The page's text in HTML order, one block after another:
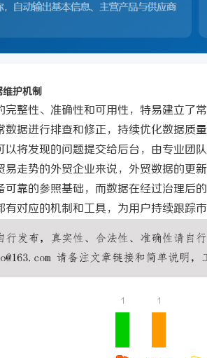
维护机制
完整性、准确性和可用性，特易建立了
数据进行排查和修正，持续优化数据质
以将发现的问题提交给后台，由专业团
易走势的外贸企业来说，外贸数据的更
可靠的参照基础，而数据在经过治理后
有对应的机制和工具，为用户持续跟踪
1 1